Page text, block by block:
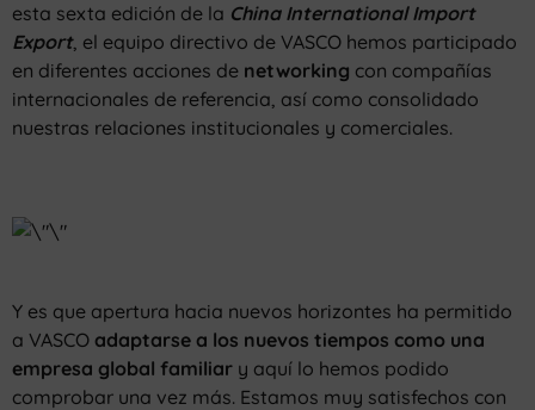
esta sexta edición de la China International Import
Export, el equipo directivo de VASCO hemos participado
en diferentes acciones de networking con compañías
internacionales de referencia, así como consolidado
nuestras relaciones institucionales y comerciales.
Y es que apertura hacia nuevos horizontes ha permitido
a VASCO adaptarse a los nuevos tiempos como una
empresa global familiar y aquí lo hemos podido
comprobar una vez más. Estamos muy satisfechos con